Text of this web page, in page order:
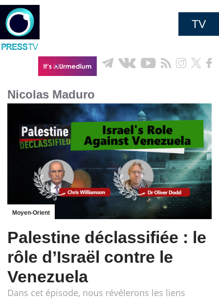
TV
Nicolas Maduro
Moyen-Orient
Palestine déclassifiée : le
rôle d’Israël contre le
Venezuela
Dans cet épisode, nous révélerons les liens